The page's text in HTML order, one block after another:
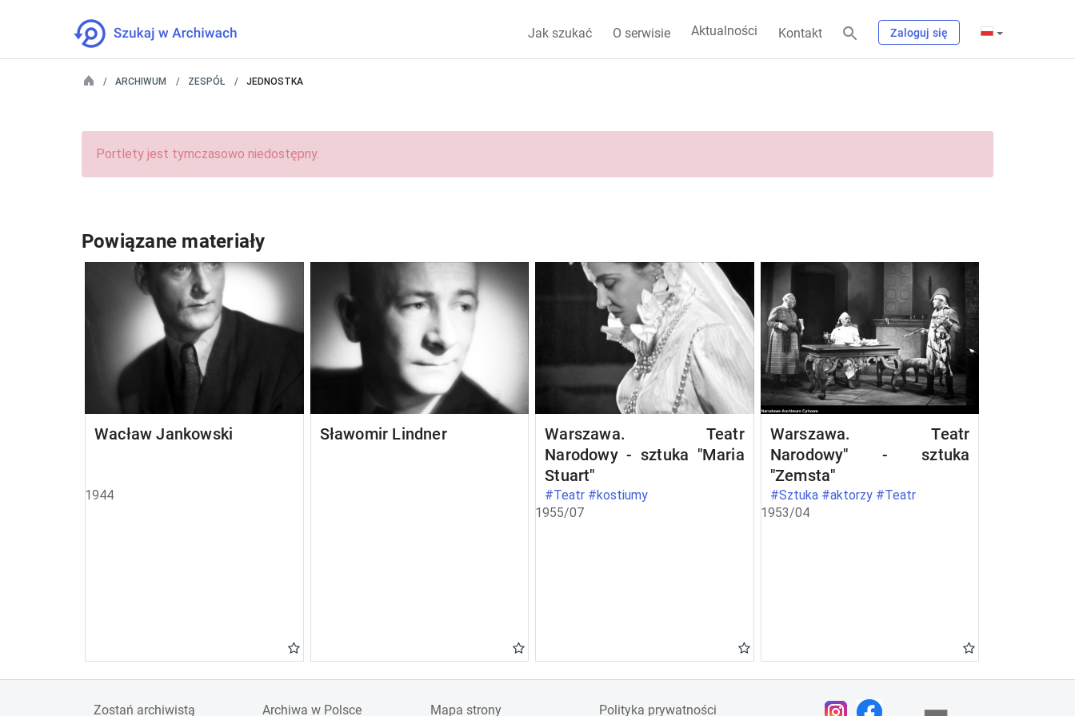
Jak szukać O serwisie Aktualności Kontakt Zaloguj się
ARCHIWUM ZESPÓŁ JEDNOSTKA
Portlety jest tymczasowo niedostępny.
Powiązane materiały
Wacław Jankowski
1944
Sławomir Lindner
Warszawa. Teatr
Narodowy - sztuka "Maria
Stuart"
#Teatr #kostiumy
1955/07
Warszawa. Teatr
Narodowy" - sztuka
"Zemsta"
#Sztuka #aktorzy #Teatr
1953/04
Zostań archiwistą Archiwa w Polsce Mapa strony Polityka prywatności